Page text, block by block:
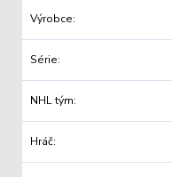
Výrobce
Série
NHL tým
Hráč